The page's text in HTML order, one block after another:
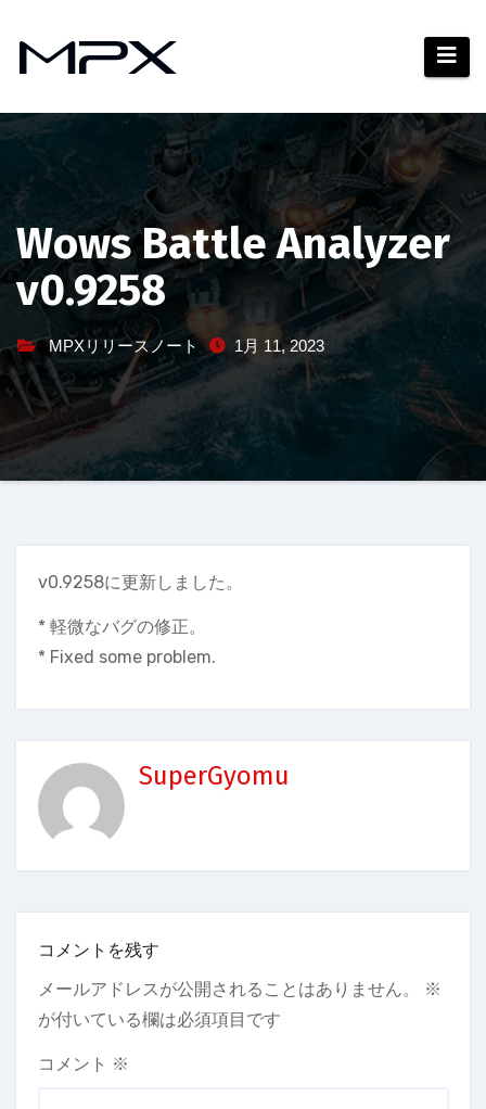
プ
Wows Battle Analyzer
v0.9258
MPXリリースノート 1月 11, 2023
v0.9258に更新しました。
* 軽微なバグの修正。
* Fixed some problem.
SuperGyomu
コメントを残す
メールアドレスが公開されることはありません。
※
が付いている欄は必須項目です
コメント ※